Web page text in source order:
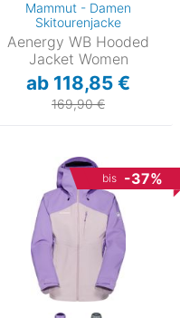
Mammut - Damen
Skitourenjacke
Aenergy WB Hooded
Jacket Women
ab 118,85 €
169,90 €
bis -37%